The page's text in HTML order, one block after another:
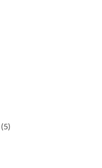
(5)